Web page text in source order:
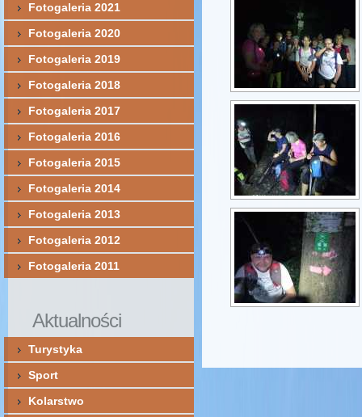
Fotogaleria 2021
Fotogaleria 2020
Fotogaleria 2019
Fotogaleria 2018
Fotogaleria 2017
Fotogaleria 2016
Fotogaleria 2015
Fotogaleria 2014
Fotogaleria 2013
Fotogaleria 2012
Fotogaleria 2011
Aktualności
Turystyka
Sport
Kolarstwo